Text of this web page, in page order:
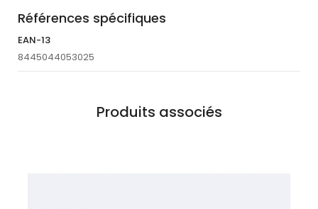
Références spécifiques
EAN-13
8445044053025
Produits associés